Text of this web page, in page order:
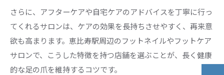
さらに、アフターケアや自宅ケアのアドバイスを丁寧に行っ
てくれるサロンは、ケアの効果を長持ちさせやすく、再来意
欲も高まります。恵比寿駅周辺のフットネイルやフットケア
サロンで、こうした特徴を持つ店舗を選ぶことが、長く健康
的な足の爪を維持するコツです。